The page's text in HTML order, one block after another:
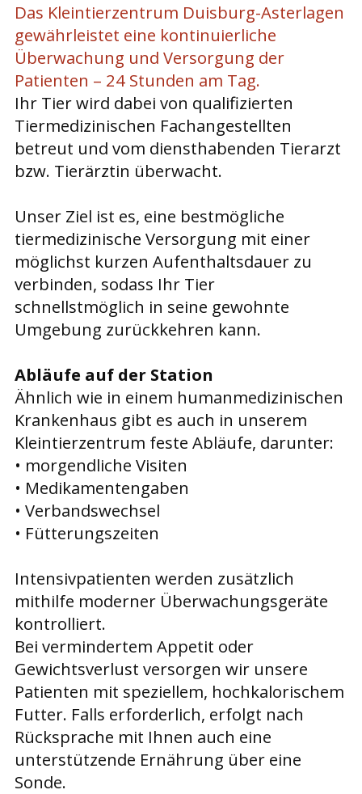
Das Kleintierzentrum Duisburg-Asterlagen
gewährleistet eine kontinuierliche
Überwachung und Versorgung der
Patienten – 24 Stunden am Tag.
Ihr Tier wird dabei von qualifizierten
Tiermedizinischen Fachangestellten
betreut und vom diensthabenden Tierarzt
bzw. Tierärztin überwacht.
Unser Ziel ist es, eine bestmögliche
tiermedizinische Versorgung mit einer
möglichst kurzen Aufenthaltsdauer zu
verbinden, sodass Ihr Tier
schnellstmöglich in seine gewohnte
Umgebung zurückkehren kann.
Abläufe auf der Station
Ähnlich wie in einem humanmedizinischen
Krankenhaus gibt es auch in unserem
Kleintierzentrum feste Abläufe, darunter:
• morgendliche Visiten
• Medikamentengaben
• Verbandswechsel
• Fütterungszeiten
Intensivpatienten werden zusätzlich
mithilfe moderner Überwachungsgeräte
kontrolliert.
Bei vermindertem Appetit oder
Gewichtsverlust versorgen wir unsere
Patienten mit speziellem, hochkalorischem
Futter. Falls erforderlich, erfolgt nach
Rücksprache mit Ihnen auch eine
unterstützende Ernährung über eine
Sonde.